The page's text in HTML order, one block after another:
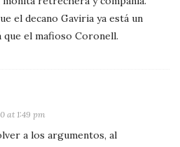
el decano Gaviria ya está un
que el mafioso Coronell.
at 1:49 pm
a los argumentos, al